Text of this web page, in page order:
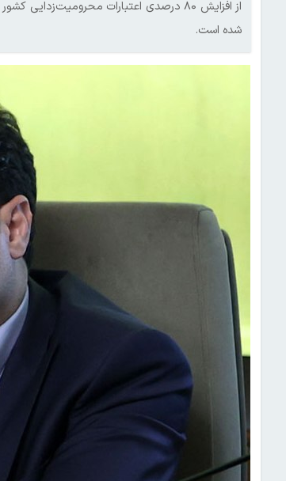
از افزایش ۸۰ درصدی اعتبارات
شده است.